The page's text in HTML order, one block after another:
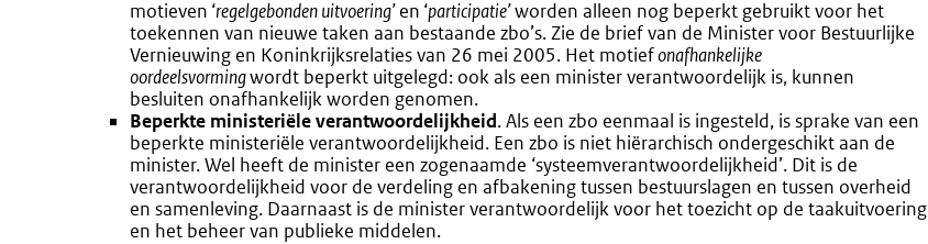
motieven ‘regelgebonden uitvoering’en ‘participatie’worden alleen nog beperkt gebruikt voor het
toekennen van nieuwe taken aan bestaande zbo’s. Zie de brief van de Minister voor Bestuurlijke
Vernieuwing en Koninkrijksrelaties van 26 mei 2005. Het motiefonafhankelijke
oordeelsvormingwordt beperkt uitgelegd: ook als een minister verantwoordelijk is, kunnen
besluiten onafhankelijk worden genomen.
Beperkte ministeriële verantwoordelijkheid. Als een zbo eenmaal is ingesteld, is sprake van een
beperkte ministeriële verantwoordelijkheid. Een zbo is niet hiërarchisch ondergeschikt aan de
minister. Wel heeft de minister een zogenaamde ‘systeemverantwoordelijkheid’. Dit is de
verantwoordelijkheid voor de verdeling en afbakening tussen bestuurslagen en tussen overheid
en samenleving. Daarnaast is de minister verantwoordelijk voor het toezicht op de taakuitvoering
en het beheer van publieke middelen.